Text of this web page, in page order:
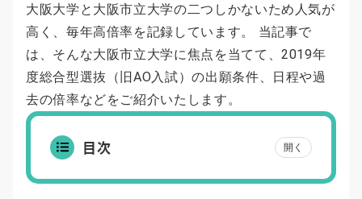
大阪大学と大阪市立大学の二つしかないため人気が
高く、毎年高倍率を記録しています。 当記事で
は、そんな大阪市立大学に焦点を当てて、2019年
度総合型選抜（旧AO入試）の出願条件、日程や過
去の倍率などをご紹介いたします。
目次 開く